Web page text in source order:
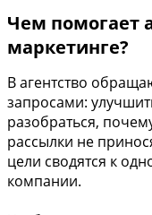
Чем помогает
маркетинге?
В агентство
запросами:
разобраться,
рассылки не
цели сводятся к
компании.